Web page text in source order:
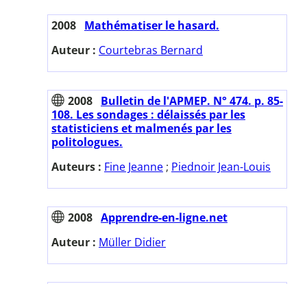
2008 Mathématiser le hasard.
Auteur : Courtebras Bernard
2008 Bulletin de l'APMEP. N° 474. p. 85-
108. Les sondages : délaissés par les
statisticiens et malmenés par les
politologues.
Auteurs : Fine Jeanne ; Piednoir Jean-Louis
2008 Apprendre-en-ligne.net
Auteur : Müller Didier